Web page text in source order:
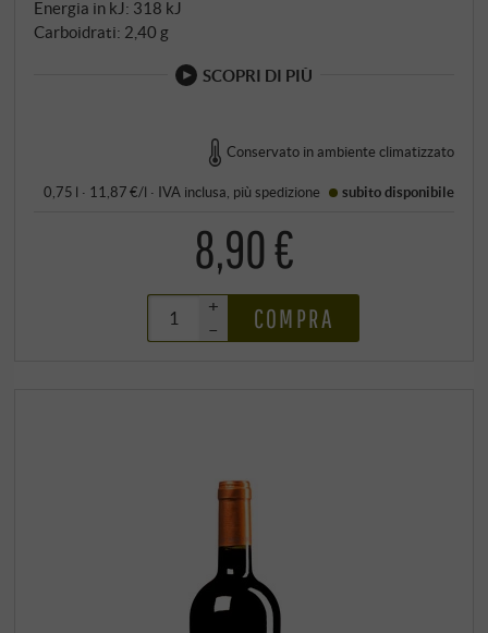
Energia in kJ: 318 kJ
Carboidrati: 2,40 g
SCOPRI DI PIÙ
Conservato in ambiente climatizzato
0,75 l · 11,87 €/l · IVA inclusa , piùspedizione subito disponibile
8,90 €
+
–
COMPRA